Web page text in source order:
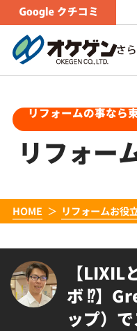
リフォームの事なら
リフォー
HOME リフォームお役
【
ボ ⁉】
ップ）